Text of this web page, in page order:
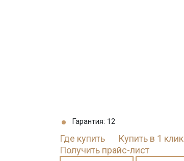
Гарантия: 12
Где купить
Купить в 1 клик
Получить прайс-лист